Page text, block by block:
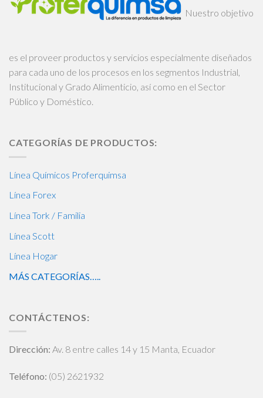
Nuestro objetivo
es el proveer productos y servicios especialmente diseñados
para cada uno de los procesos en los segmentos Industrial,
Institucional y Grado Alimenticio, así como en el Sector
Público y Doméstico.
CATEGORÍAS DE PRODUCTOS:
Línea Químicos Proferquimsa
Línea Forex
Línea Tork / Familia
Línea Scott
Línea Hogar
MÁS CATEGORÍAS…..
CONTÁCTENOS:
Dirección: Av. 8 entre calles 14 y 15 Manta, Ecuador
Teléfono: (05) 2621932